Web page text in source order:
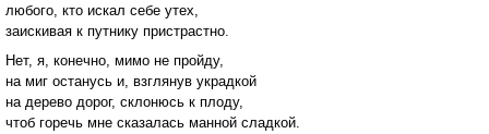
любого, кто искал себе утех,
заискивая к путнику пристрастно.
Нет, я, конечно, мимо не пройду,
на миг останусь и, взглянув украдкой
на дерево дорог, склонюсь к плоду,
чтоб горечь мне сказалась манной сладкой.